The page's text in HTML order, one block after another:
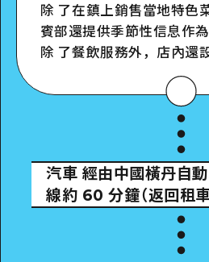
詳細看看
除 了在鎮上銷售當地特色
賓部還提供季節性信息作
除 了餐飲服務外，店內還
汽車 經由中國橫丹自
線約 60 分鐘（返回租車